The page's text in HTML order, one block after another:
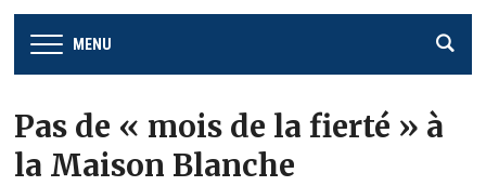
MENU
Pas de « mois de la fierté » à
la Maison Blanche